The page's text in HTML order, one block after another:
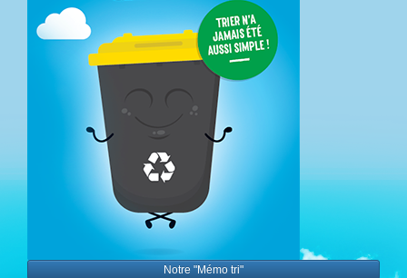
Notre "Mémo tri"